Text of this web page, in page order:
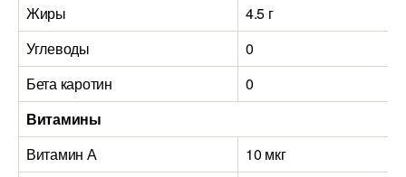
Жиры
4.5 г
Углеводы
0
Бета каротин
0
Витамины
Витамин А
10 мкг